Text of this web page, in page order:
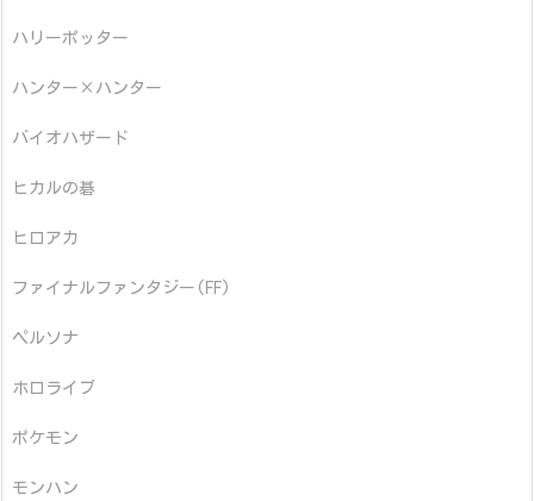
ハリーポッター
ハンター×ハンター
バイオハザード
ヒカルの碁
ヒロアカ
ファイナルファンタジー(FF)
ペルソナ
ホロライブ
ポケモン
モンハン